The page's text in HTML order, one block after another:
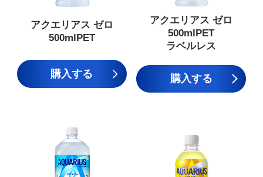
アクエリアス ゼロ
500mlPET
購入する
アクエリアス ゼロ
500mlPET
ラベルレス
購入する